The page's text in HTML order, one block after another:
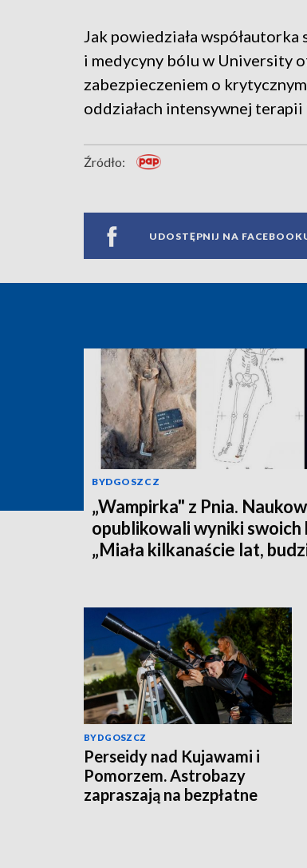
Jak powiedziała
i medycyny bólu w University
zabezpieczeniem o
oddziałach intensywnej
Źródło:
UDOSTĘPNIJ NA
BYDGOSZCZ
„Wampirka" z Pnia.
opublikowali wyniki swoich
„Miała kilkanaście lat,
BYDGOSZCZ
Perseidy nad Kujawami i
Pomorzem. Astrobazy
zapraszają na bezpłatne